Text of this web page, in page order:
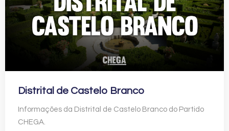
Distrital de Castelo Branco
Informações da Distrital de Castelo Branco do Partido
CHEGA.